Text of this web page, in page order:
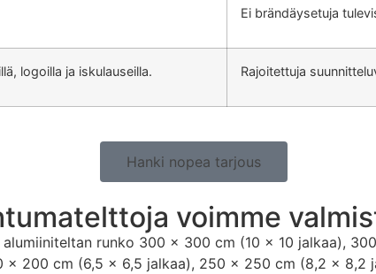
Ei brändäysetuja
logoilla ja iskulauseilla. Rajoitettuja
Hanki nopea tarjous
voimme
runko 300 x 300 cm (10 x 10 jalkaa),
× 200 cm (6,5 × 6,5 jalkaa), 250 × 250 cm (8,2 × 8,2